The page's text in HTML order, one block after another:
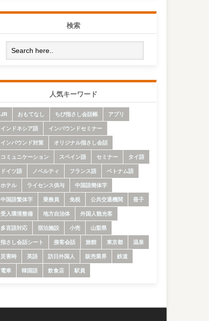
検索
人気キーワード
JR おもてなし ちび指さし会話帳
アプリ
インドネシア語
インバウンドセミナー
インバウンド対策
オリジナル指さし会話
コミュニケーション
スペイン語 セミナー
タイ語
ドイツ語
ノベルティ フランス語
ベトナム語
ホテル
ライセンス供与
中国語簡体字
中国語繁体字
乗務員 免税 公共交通機関
冊子
受入環境整備
地方自治体
外国人観光客
多言語対応
宿泊施設 小売
山梨県
指さし会話シート
接客会話 旅館 東京都
温泉
災害時
英語 訪日外国人 販売業界
鉄道
電車
韓国語 飲食店 駅員